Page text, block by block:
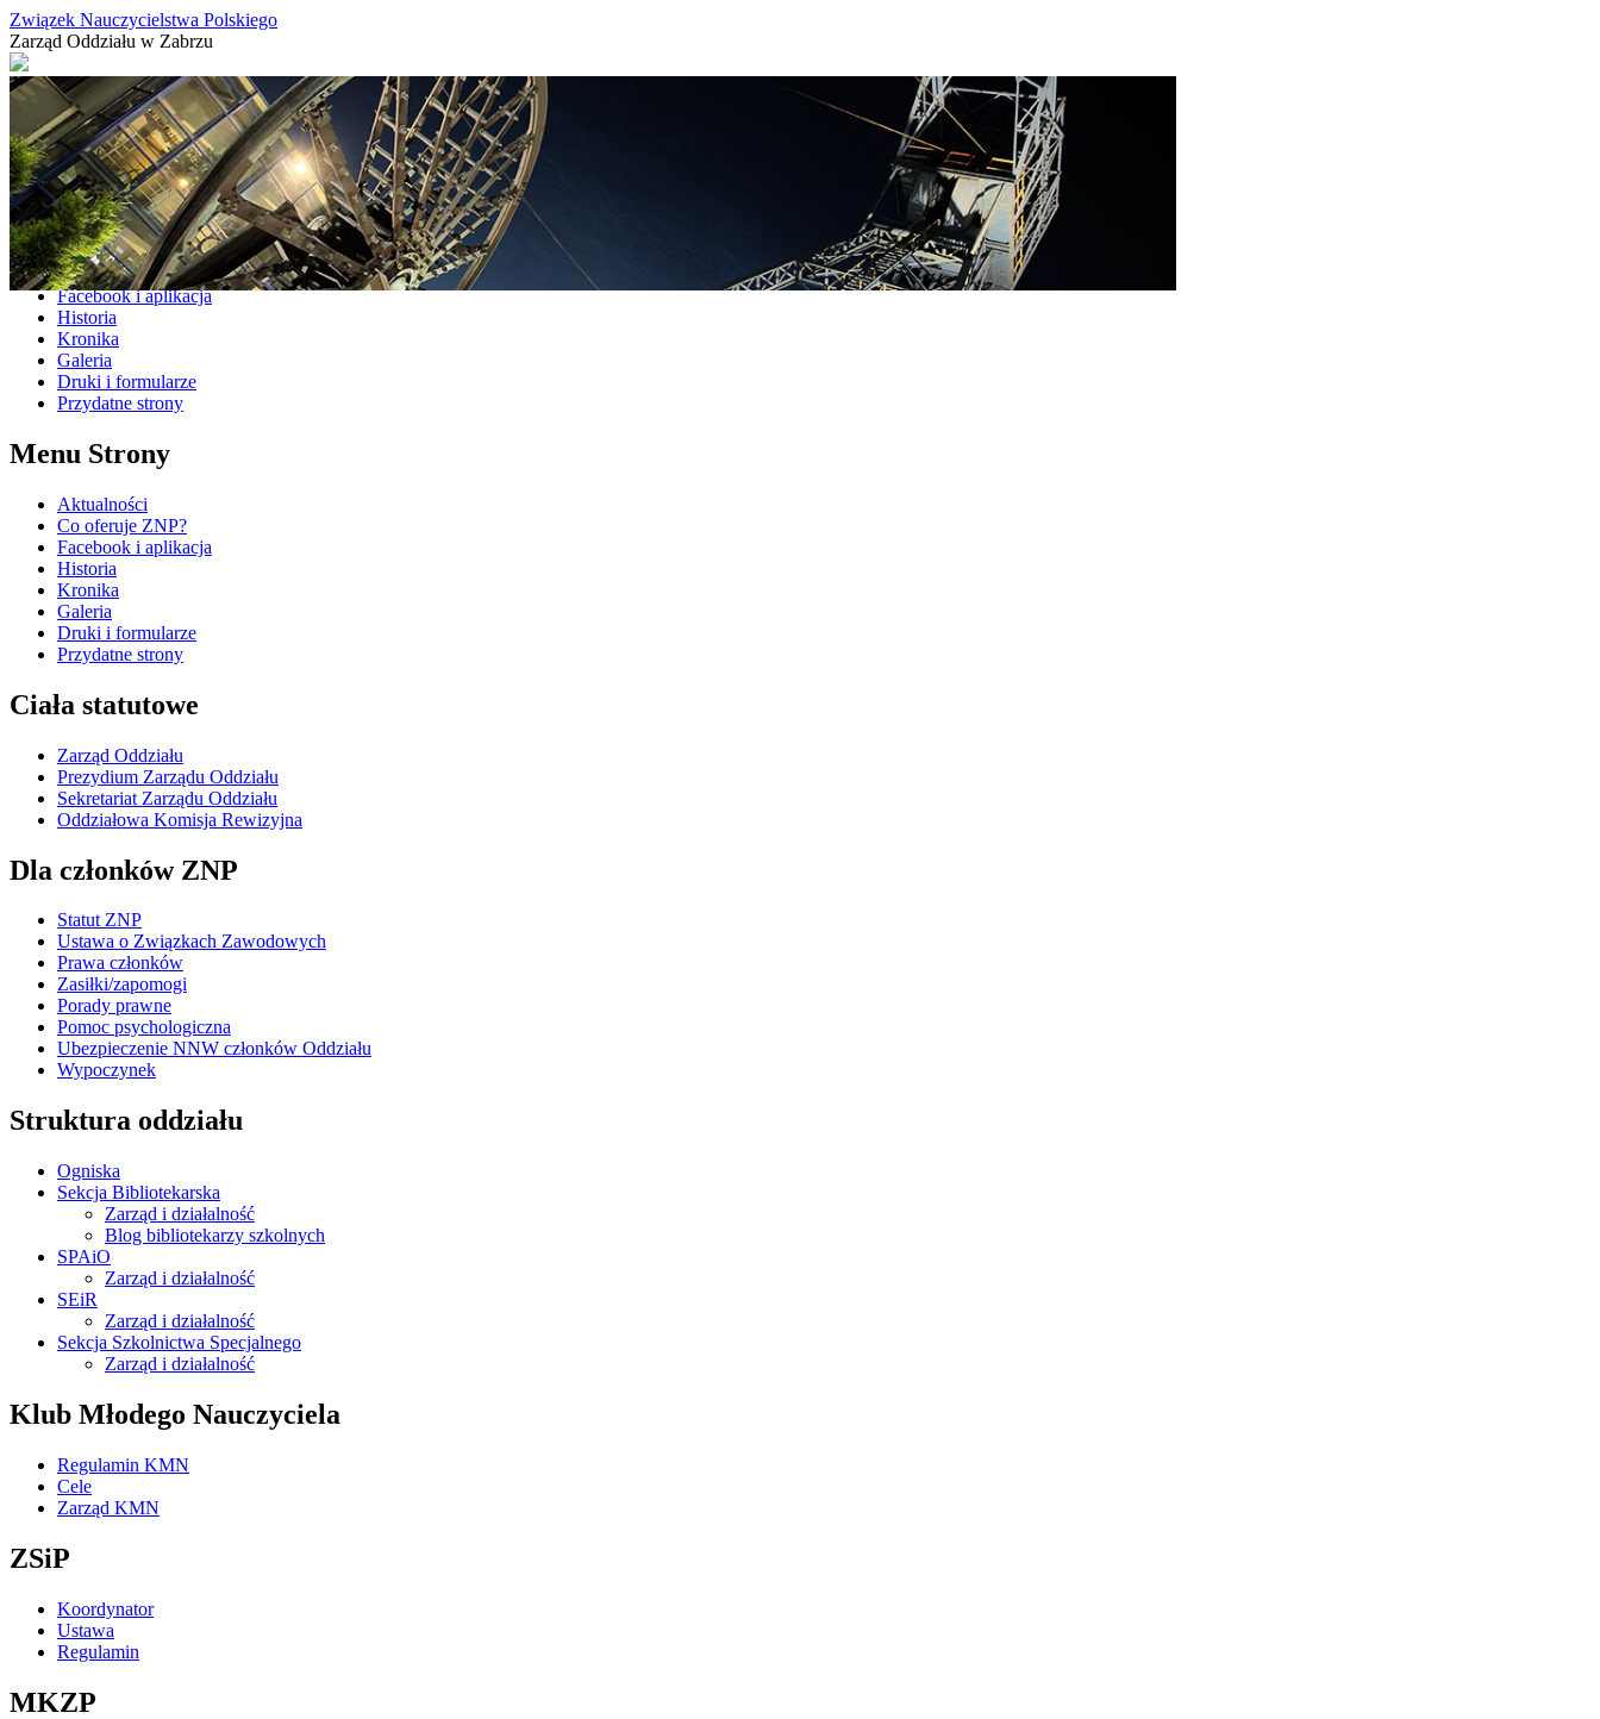
Związek Nauczycielstwa Polskiego
Zarząd Oddziału w Zabrzu
Aktualności
Co oferuje ZNP?
Facebook i aplikacja
Historia
Kronika
Galeria
Druki i formularze
Przydatne strony
Menu Strony
Aktualności
Co oferuje ZNP?
Facebook i aplikacja
Historia
Kronika
Galeria
Druki i formularze
Przydatne strony
Ciała statutowe
Zarząd Oddziału
Prezydium Zarządu Oddziału
Sekretariat Zarządu Oddziału
Oddziałowa Komisja Rewizyjna
Dla członków ZNP
Statut ZNP
Ustawa o Związkach Zawodowych
Prawa członków
Zasiłki/zapomogi
Porady prawne
Pomoc psychologiczna
Ubezpieczenie NNW członków Oddziału
Wypoczynek
Struktura oddziału
Ogniska
Sekcja Bibliotekarska
Zarząd i działalność
Blog bibliotekarzy szkolnych
SPAiO
Zarząd i działalność
SEiR
Zarząd i działalność
Sekcja Szkolnictwa Specjalnego
Zarząd i działalność
Klub Młodego Nauczyciela
Regulamin KMN
Cele
Zarząd KMN
ZSiP
Koordynator
Ustawa
Regulamin
MKZP